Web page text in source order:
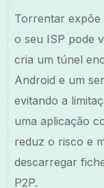
Torrentar expõe
o seu ISP pode
cria um túnel
Android e um
evitando a
uma aplicação
reduz o risco e
descarregar
P2P.